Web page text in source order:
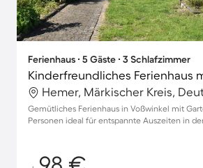
Ferienhaus ∙ 5 Gäste ∙ 3 Schlafzimmer
Hemer, Märkischer Kreis,
Gemütliches Ferienhaus in Voßwinkel mit
Personen ideal für entspannte Auszeiten in